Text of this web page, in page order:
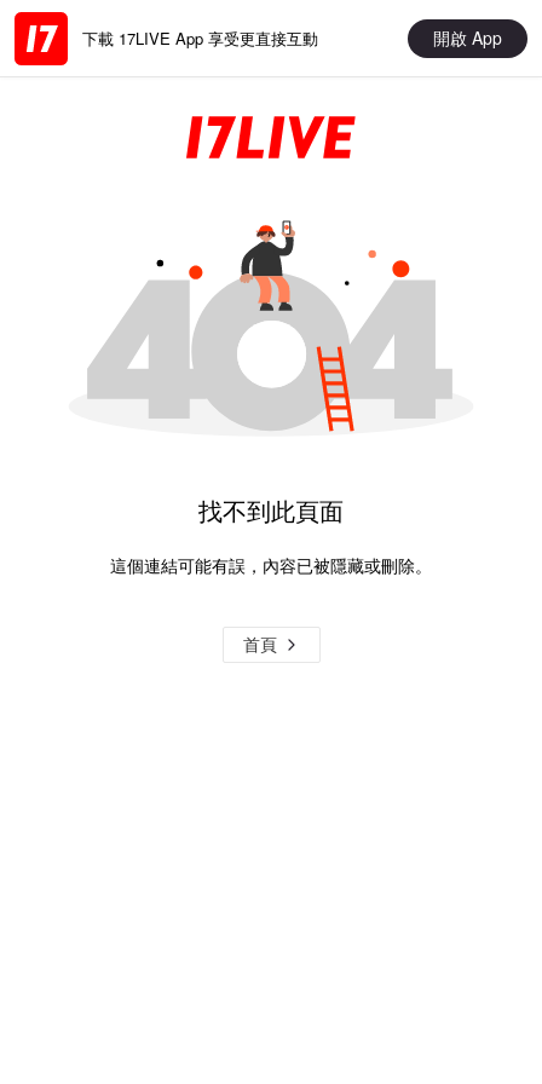
下載 17LIVE App 享受更直接互動 開啟 App
找不到此頁面
這個連結可能有誤，內容已被隱藏或刪除。
首頁